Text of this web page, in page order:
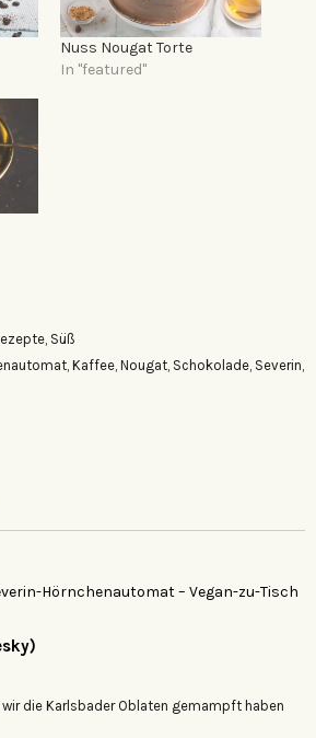
Nuss Nougat Torte
In "featured"
, Süß
, Kaffee, Nougat, Schokolade, Severin,
Hörnchenautomat – Vegan-zu-Tisch
die Karlsbader Oblaten gemampft haben